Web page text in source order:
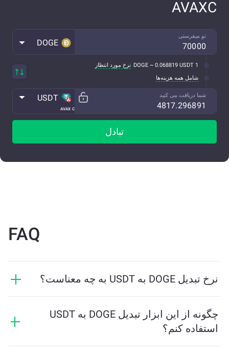
AVAXC
تو میفرستی
DOGE
1 DOGE ~ 0.068819 USDT
نرخ مورد انتظار
شامل همه هزینه‌ها
شما دریافت می کنید
AVAX C
USDT
تبادل
FAQ
نرخ تبدیل DOGE به USDT به چه معناست؟
دریافت خواهید کرد. این نرخ براساس شرایط بازار، عرضه و
تقاضا، و نقدینگی تغییر می‌کند.
چگونه از این ابزار تبدیل DOGE به USDT
استفاده کنم؟